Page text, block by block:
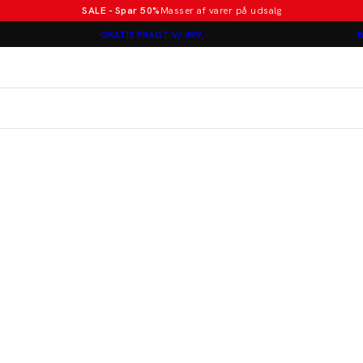
SALE - Spar 50%Masser af varer på udsalg
GRATIS FRAGT V/ 499,-Poloer i nye farver
Jakkesæt fra 1499 kr.
Lindbergh